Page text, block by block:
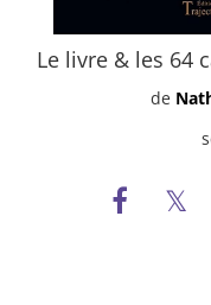
Le livre & les 64
de